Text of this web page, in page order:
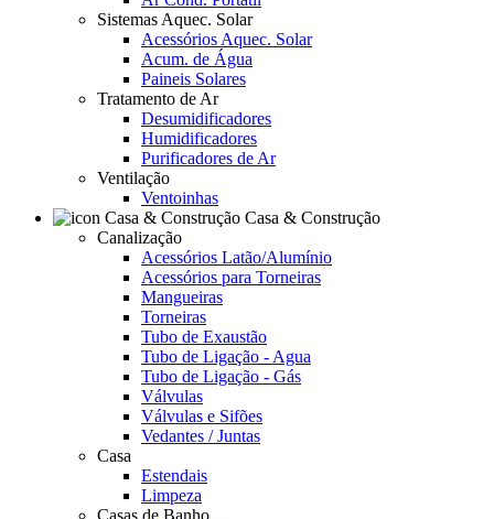
Sistemas Aquec. Solar
Acessórios Aquec. Solar
Acum. de Água
Paineis Solares
Tratamento de Ar
Desumidificadores
Humidificadores
Purificadores de Ar
Ventilação
Ventoinhas
Casa & Construção
Canalização
Acessórios Latão/Alumínio
Acessórios para Torneiras
Mangueiras
Torneiras
Tubo de Exaustão
Tubo de Ligação - Agua
Tubo de Ligação - Gás
Válvulas
Válvulas e Sifões
Vedantes / Juntas
Casa
Estendais
Limpeza
Casas de Banho